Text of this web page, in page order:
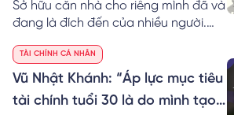
chính chi tiết
Sở hữu căn nhà cho riêng mình đã và
đang là đích đến của nhiều người.
này vốn không phải là một điều dễ
dàng nếu ngay từ đầu chúng ta
không biết cách lập kế hoạch tài
TÀI CHÍNH CÁ NHÂN
Vũ Nhật Khánh: “Áp lực mục tiêu
tài chính tuổi 30 là do mình tạo